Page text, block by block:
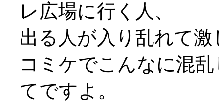
レ広場に行く人、
出る人が入り乱れて
コミケでこんなに混
てですよ。